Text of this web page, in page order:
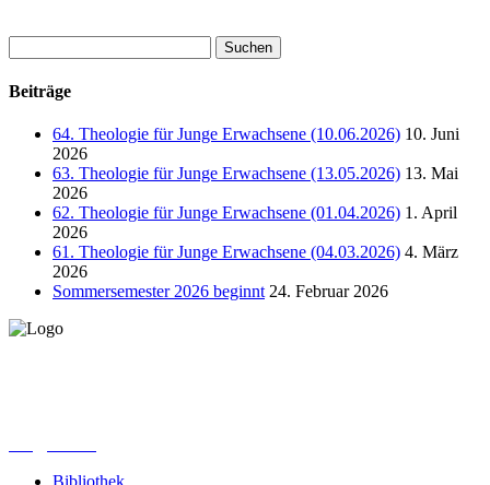
nach:
Beiträge
64. Theologie für Junge Erwachsene (10.06.2026) 10. Juni
2026
63. Theologie für Junge Erwachsene (13.05.2026) 13. Mai
2026
62. Theologie für Junge Erwachsene (01.04.2026) 1. April
2026
61. Theologie für Junge Erwachsene (04.03.2026) 4. März
2026
Sommersemester 2026 beginnt 24. Februar 2026